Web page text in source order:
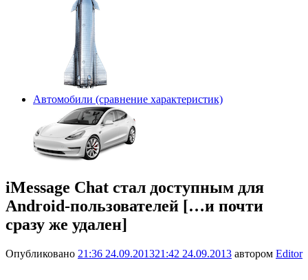
Автомобили (сравнение характеристик)
iMessage Chat стал доступным для
Android-пользователей […и почти
сразу же удален]
Опубликовано 21:36 24.09.201321:42 24.09.2013 автором Editor